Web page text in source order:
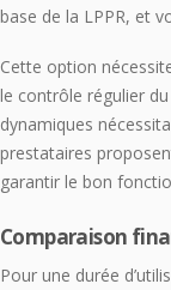
base de la LPPR, et
Cette option
le contrôle régulier
dynamiques
prestataires
garantir le bon
Comparaison
Pour une durée